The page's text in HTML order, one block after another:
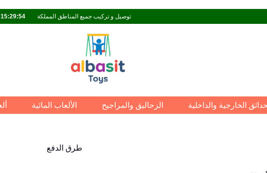
توصيل و تركيب جميع المناطق المملكة 15:29:53
الخارجية والداخلية الزحاليق والمراجيح الألعاب المائية
طرق الدفع